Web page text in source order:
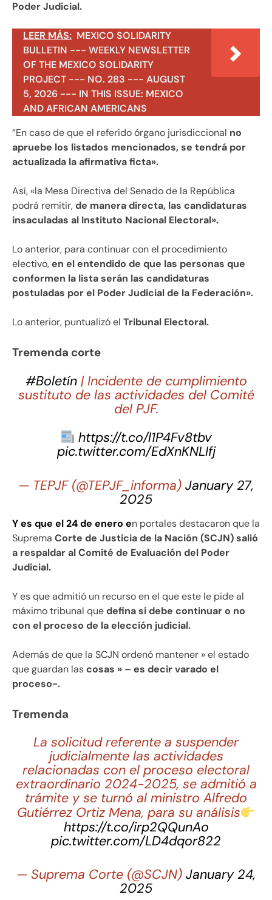
Poder Judicial.
LEER MÁS: MEXICO SOLIDARITY
BULLETIN --- WEEKLY NEWSLETTER
OF THE MEXICO SOLIDARITY
PROJECT --- NO. 283 --- AUGUST
5, 2026 --- IN THIS ISSUE: MEXICO
AND AFRICAN AMERICANS
“En caso de que el referido órgano jurisdiccional no
apruebe los listados mencionados, se tendrá por
actualizada la afirmativa ficta».
Así, «la Mesa Directiva del Senado de la República
podrá remitir,de manera directa, las candidaturas
insaculadas al Instituto Nacional Electoral».
Lo anterior, para continuar con el procedimiento
electivo,en el entendido de que las personas que
conformen la lista serán las candidaturas
postuladas por el Poder Judicial de la Federación».
Lo anterior, puntualizó el Tribunal Electoral.
Tremenda corte
#Boletín| Incidente de cumplimiento
sustituto de las actividades del Comité
del PJF.
https://t.co/l1P4Fv8tbv
pic.twitter.com/EdXnKNLIfj
— TEPJF (@TEPJF_informa) January 27,
2025
Y es que el 24 de enero en portales destacaron que la
Suprema Corte de Justicia de la Nación (SCJN) salió
a respaldar al Comité de Evaluación del Poder
Judicial.
Y es que admitió un recurso en el que este le pide al
máximo tribunal quedefina si debe continuar o no
con el proceso de la elección judicial.
Además de que la SCJN ordenó mantener » el estado
que guardan lascosas » – es decir varado el
proceso-.
Tremenda
La solicitud referente a suspender
judicialmente las actividades
relacionadas con el proceso electoral
extraordinario 2024-2025, se admitió a
trámite y se turnó al ministro Alfredo
Gutiérrez Ortiz Mena, para su análisis
https://t.co/irp2QQunAo
pic.twitter.com/LD4dqor822
— Suprema Corte (@SCJN) January 24,
2025